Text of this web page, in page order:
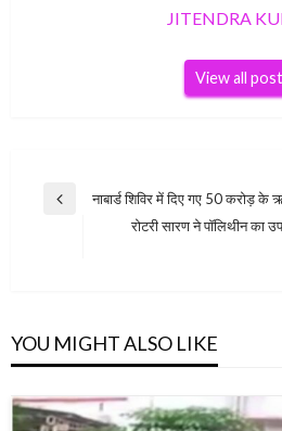
JITENDRA
View all
Post
navigation
Previous
नाबार्ड शिविर में दिए गए 50 करोड़ के
रोटरी सारण ने पॉलिथीन का
YOU MIGHT ALSO LIKE